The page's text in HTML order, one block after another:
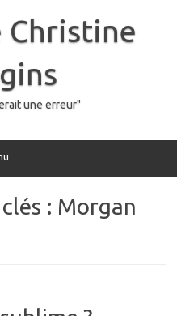
Christine
une erreur"
: Morgan